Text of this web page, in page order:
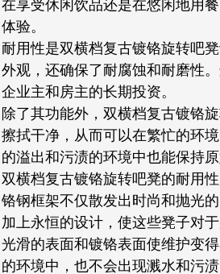
在享受休闲饮品还是在悠闲地用
体验。
耐用性是双横档复古镀铬旋转吧
外观，还确保了耐腐蚀和耐磨性
企业主和房主的长期投资。
除了其功能外，双横档复古镀铬
擦拭干净，从而可以在繁忙的环
的溢出和污渍的环境中也能保持原
双横档复古镀铬旋转吧凳的耐用
铬钢框架不仅散发出时尚和抛光
加上永恒的设计，使这些凳子对
光滑的表面和镀铬表面使维护变
的环境中，也不会出现溅水和污